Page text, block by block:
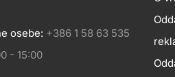
osebe: +386 1 58 63 535
- 15:00